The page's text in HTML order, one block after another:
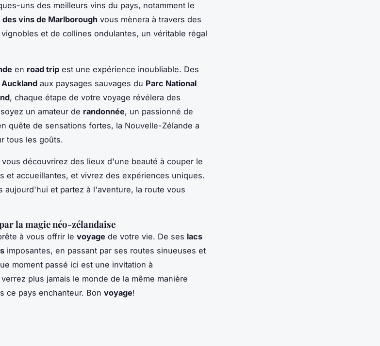
uns des meilleurs vins du pays, notamment le
des vins de Marlborough vous mènera à travers des
et de collines ondulantes, un véritable régal
en road trip est une expérience inoubliable. Des
Auckland aux paysages sauvages du Parc National
, chaque étape de votre voyage révélera des
un amateur de randonnée, un passionné de
quête de sensations fortes, la Nouvelle-Zélande a
tous les goûts.
vous découvrirez des lieux d'une beauté à couper le
et accueillantes, et vivrez des expériences uniques.
aujourd'hui et partez à l'aventure, la route vous
la magie néo-zélandaise
à vous offrir le voyage de votre vie. De ses lacs
imposantes, en passant par ses routes sinueuses et
moment passé ici est une invitation à
plus jamais le monde de la même manière
ce pays enchanteur. Bon voyage!